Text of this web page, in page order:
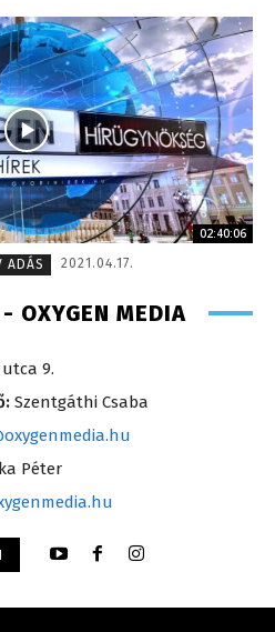
02:40:06
ADÁS
2021.04.17.
OXYGEN MEDIA
utca 9.
Szentgáthi Csaba
Péter